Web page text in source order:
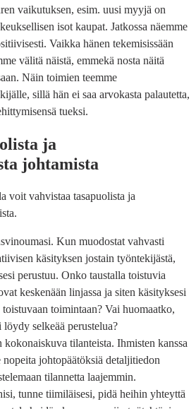
vaikutuksen, esim. uusi myyjä on
isot kaupat. Jatkossa näemme
Vaikka hänen tekemisissään
välitä näistä, emmekä nosta näitä
Näin toimien teemme
sillä hän ei saa arvokasta palautetta,
tueksi.
ja
johtamista
voit vahvistaa tasapuolista ja
Kun muodostat vahvasti
käsityksen jostain työntekijästä,
perustuu. Onko taustalla toistuvia
keskenään linjassa ja siten käsityksesi
toimintaan? Vai huomaatko,
selkeää perustelua?
kokonaiskuva tilanteista. Ihmisten kanssa
nopeita johtopäätöksiä detaljitiedon
tilannetta laajemmin.
tunne tiimiläisesi, pidä heihin yhteyttä